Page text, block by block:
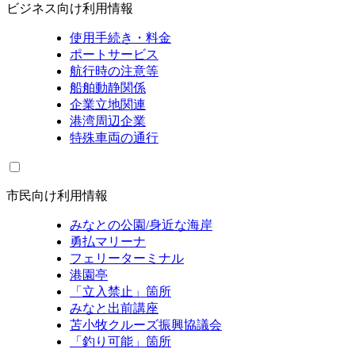
ビジネス向け利用情報
使用手続き・料金
ポートサービス
航行時の注意等
船舶動静関係
企業立地関連
港湾周辺企業
特殊車両の通行
市民向け利用情報
みなとの公園/身近な海岸
勇払マリーナ
フェリーターミナル
港園亭
「立入禁止」箇所
みなと出前講座
苫小牧クルーズ振興協議会
「釣り可能」箇所